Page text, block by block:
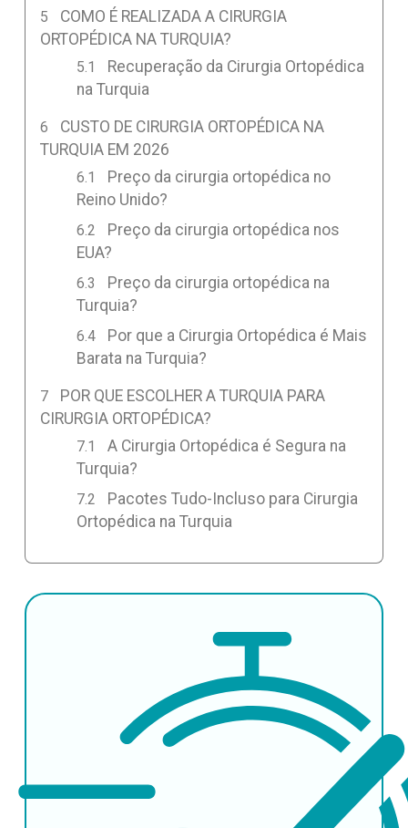
COMO É REALIZADA A CIRURGIA
ORTOPÉDICA NA TURQUIA?
Recuperação da Cirurgia Ortopédica
na Turquia
CUSTO DE CIRURGIA ORTOPÉDICA NA
TURQUIA EM 2026
Preço da cirurgia ortopédica no
Reino Unido?
Preço da cirurgia ortopédica nos
EUA?
Preço da cirurgia ortopédica na
Turquia?
Por que a Cirurgia Ortopédica é Mais
Barata na Turquia?
POR QUE ESCOLHER A TURQUIA PARA
CIRURGIA ORTOPÉDICA?
A Cirurgia Ortopédica é Segura na
Turquia?
Pacotes Tudo-Incluso para Cirurgia
Ortopédica na Turquia